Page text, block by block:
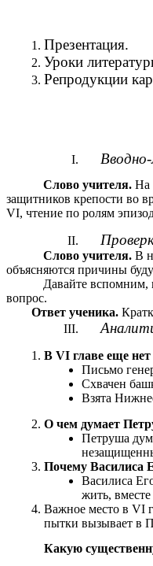
Презентация.
Уроки
Репродукции
Слово учителя. На
защитников крепости во
VI, чтение по ролям
Слово учителя. В
объясняются причины
Давайте вспомним,
вопрос.
Ответ ученика.
В VI главе еще
Письмо
Схвачен
Взята
О чем думает
Петруша
Почему Василиса
Василиса
жить,
Важное место в VI
пытки вызывает в
Какую